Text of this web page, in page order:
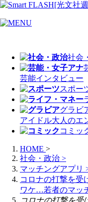
社会
芸能インタビュー
スポー
グラビ
アイドル大人のエ
コミッ
HOME >
社会・政治 >
マッチングアプリ
コロナの打撃を受
ワケ…若者のマッ
コロナの打撃を受